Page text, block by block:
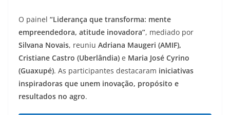
O painel “Liderança que transforma: mente
empreendedora, atitude inovadora”, mediado por
Silvana Novais, reuniu Adriana Maugeri (AMIF),
Cristiane Castro (Uberlândia) e Maria José Cyrino
(Guaxupé). As participantes destacaram iniciativas
inspiradoras que unem inovação, propósito e
resultados no agro.